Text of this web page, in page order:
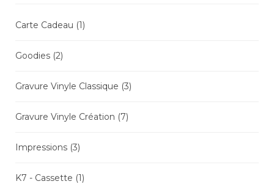
MON COMPTE
Carte Cadeau (1)
Goodies (2)
Gravure Vinyle Classique (3)
Gravure Vinyle Création (7)
Impressions (3)
K7 - Cassette (1)